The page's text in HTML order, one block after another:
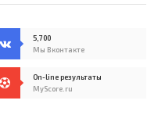
5,700
Мы Вконтакте
On-line результаты
MyScore.ru